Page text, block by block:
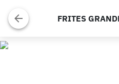
FRITES